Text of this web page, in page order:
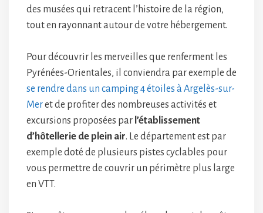
des musées qui retracent l’histoire de la région,
tout en rayonnant autour de votre hébergement.
Pour découvrir les merveilles que renferment les
Pyrénées-Orientales, il conviendra par exemple de
se rendre dans un camping 4 étoiles à Argelès-sur-
Meret de profiter des nombreuses activités et
excursions proposées par l’établissement
d’hôtellerie de plein air. Le département est par
exemple doté de plusieurs pistes cyclables pour
vous permettre de couvrir un périmètre plus large
en VTT.